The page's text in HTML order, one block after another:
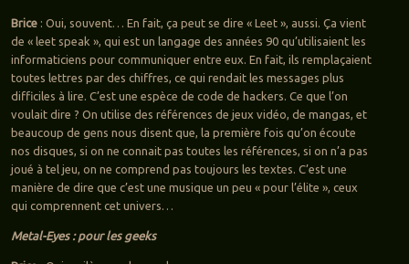
Brice : Oui, souvent… En fait, ça peut se dire « Leet », aussi. Ça vient
de « leet speak », qui est un langage des années 90 qu’utilisaient les
informaticiens pour communiquer entre eux. En fait, ils remplaçaient
toutes lettres par des chiffres, ce qui rendait les messages plus
difficiles à lire. C’est une espèce de code de hackers. Ce que l’on
voulait dire ? On utilise des références de jeux vidéo, de mangas, et
beaucoup de gens nous disent que, la première fois qu’on écoute
nos disques, si on ne connait pas toutes les références, si on n’a pas
joué à tel jeu, on ne comprend pas toujours les textes. C’est une
manière de dire que c’est une musique un peu « pour l’élite », ceux
qui comprennent cet univers…
Metal-Eyes : pour les geeks